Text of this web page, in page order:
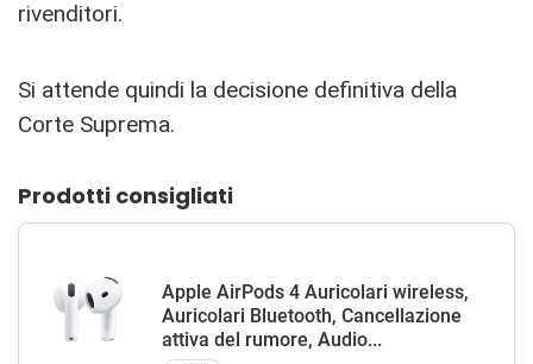
rivenditori.
Si attende quindi la decisione definitiva della
Corte Suprema.
Prodotti consigliati
Apple AirPods 4 Auricolari wireless,
Auricolari Bluetooth, Cancellazione
attiva del rumore, Audio...